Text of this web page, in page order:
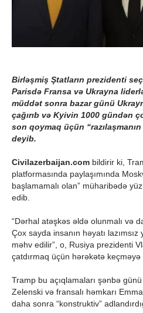
Birləşmiş Ştatların prezidenti
Parisdə Fransa və Ukrayna
müddət sonra bazar günü
çağırıb və Kyivin 1000 gündən
son qoymaq üçün
deyib.
Civilazerbaijan.com bildirir ki,
platformasında paylaşımında
başlamamalı olan” müharibədə
edib.
“Dərhal atəşkəs əldə olunmalı və
Çox sayda insanın həyatı
məhv edilir”, o, Rusiya prezidenti
çatdırmaq üçün hərəkətə keçməyə
Tramp bu açıqlamaları şənbə
Zelenski və fransalı həmkarı
daha sonra “konstruktiv”